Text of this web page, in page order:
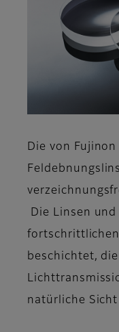
Die von
Die Linsen
beschichtet,
natürliche